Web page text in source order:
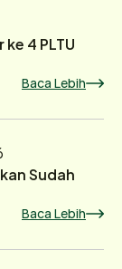
4 PLTU
Baca Lebih
Sudah
Baca Lebih